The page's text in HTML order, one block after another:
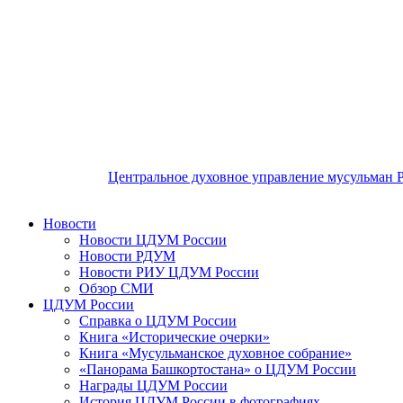
Центральное духовное управление мусульман
Новости
Новости ЦДУМ России
Новости РДУМ
Новости РИУ ЦДУМ России
Обзор СМИ
ЦДУМ России
Справка о ЦДУМ России
Книга «Исторические очерки»
Книга «Мусульманское духовное собрание»
«Панорама Башкортостана» о ЦДУМ России
Награды ЦДУМ России